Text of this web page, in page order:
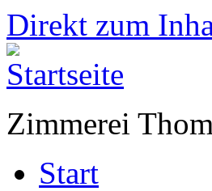
Direkt zum
Zimmerei
Start